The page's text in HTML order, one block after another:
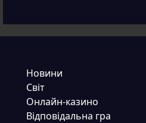
Новини
Світ
Онлайн-казино
Відповідальна гра